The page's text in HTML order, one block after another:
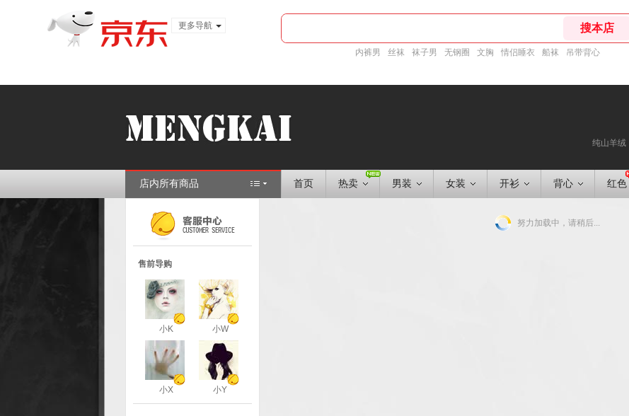
更多导航
内裤男 丝袜 袜子男 无钢圈 文胸 情侣睡衣 船袜 吊带背心
纯山羊绒
店内所有商品 首页 热卖 男装 女装 开衫 背心 红色
售前导购
小K 小W
小X 小Y
努力加载中，请稍后...